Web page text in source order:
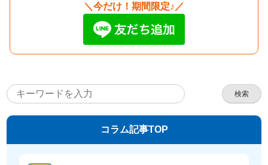
＼今だけ！期間限定♪／
検索
コラム記事TOP